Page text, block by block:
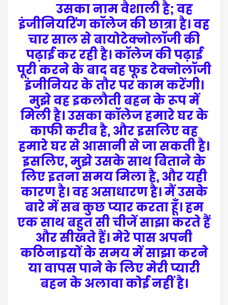
उसका नाम वैशाली है; वह
इंजीनियरिंग कॉलेज की छात्रा है। वह
चार साल से बायोटेक्नोलॉजी की
पढ़ाई कर रही है। कॉलेज की पढ़ाई
पूरी करने के बाद वह फूड टेक्नोलॉजी
इंजीनियर के तौर पर काम करेंगी।
मुझे वह इकलौती बहन के रूप में
मिली है। उसका कॉलेज हमारे घर के
काफी करीब है, और इसलिए वह
हमारे घर से आसानी से जा सकती है।
इसलिए, मुझे उसके साथ बिताने के
लिए इतना समय मिला है, और यही
कारण है। वह असाधारण है। मैं उसके
बारे में सब कुछ प्यार करता हूँ। हम
एक साथ बहुत सी चीजें साझा करते हैं
और सीखते हैं। मेरे पास अपनी
कठिनाइयों के समय में साझा करने
या वापस पाने के लिए मेरी प्यारी
बहन के अलावा कोई नहीं है।